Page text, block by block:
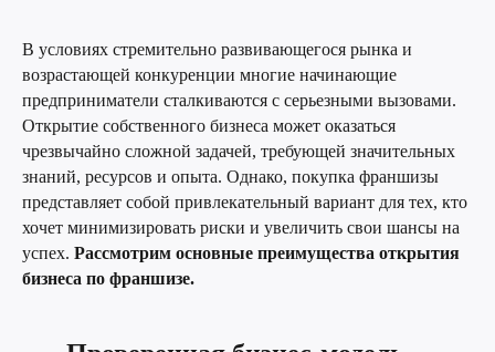
В условиях стремительно развивающегося рынка и
возрастающей конкуренции многие начинающие
предприниматели сталкиваются с серьезными вызовами.
Открытие собственного бизнеса может оказаться
чрезвычайно сложной задачей, требующей значительных
знаний, ресурсов и опыта. Однако, покупка франшизы
представляет собой привлекательный вариант для тех, кто
хочет минимизировать риски и увеличить свои шансы на
успех. Рассмотрим основные преимущества открытия
бизнеса по франшизе.